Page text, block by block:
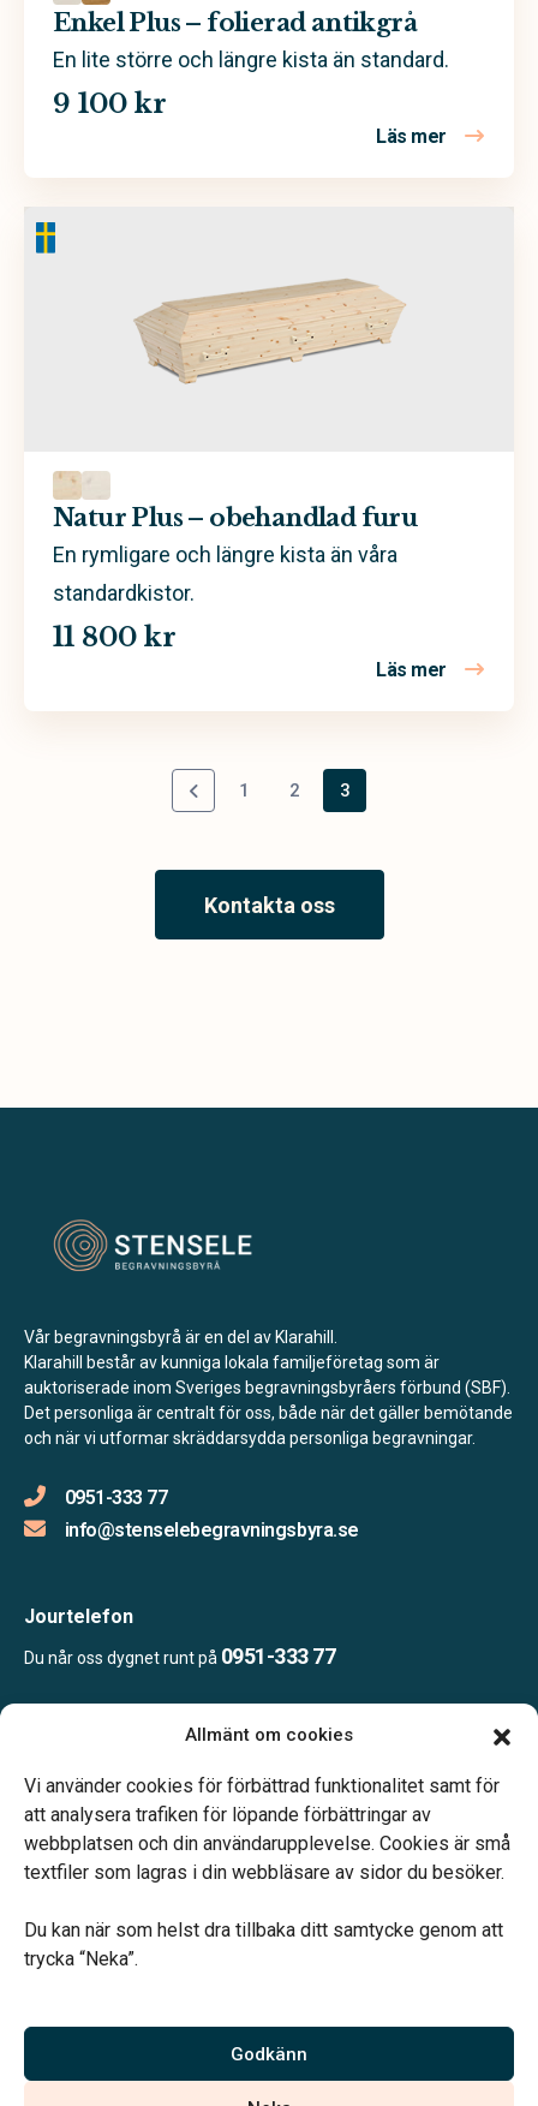
Allmänt om cookies
Vi använder cookies för förbättrad funktionalitet samt för
att analysera trafiken för löpande förbättringar av
webbplatsen och din användarupplevelse. Cookies är små
textfiler som lagras i din webbläsare av sidor du besöker.
Du kan när som helst dra tillbaka ditt samtycke genom att
trycka “Neka”.
Godkänn
Enkel Plus – folierad antikgrå
En lite större och längre kista än standard.
9 100 kr
Läs mer om Enkel
Natur Plus – obehandlad furu
En rymligare och längre kista än våra
standardkistor.
11 800 kr
Läs mer om Natur
1 2 3
Kontakta oss
Vår begravningsbyrå är en del av Klarahill.
Klarahill består av kunniga lokala familjeföretag som är
auktoriserade inom Sveriges begravningsbyråers förbund (SBF).
Det personliga är centralt för oss, både när det gäller bemötande
och när vi utformar skräddarsydda personliga begravningar.
0951-333 77
info@stenselebegravningsbyra.se
Jourtelefon
Du når oss dygnet runt på 0951-333 77
Ring eller mejla oss för att boka en tid.
Vårt systerbolag Verahill hjälper dig med familjejuridiken –
Vi är auktoriserade av Sveriges Begravningsbyråers Förbund och